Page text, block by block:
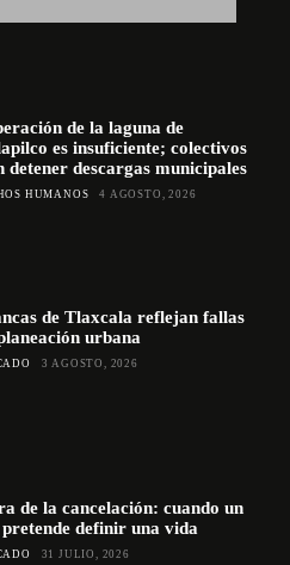
de la laguna de
es insuficiente; colectivos
detener descargas municipales
HUMANOS 4 AGOSTO, 2026
de Tlaxcala reflejan fallas
urbana
3 AGOSTO, 2026
de la cancelación: cuando un
definir una vida
31 JULIO, 2026